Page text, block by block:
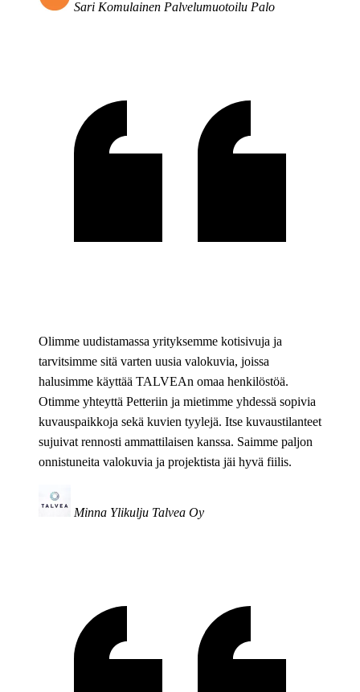
Sari Komulainen Palvelumuotoilu Palo
Olimme uudistamassa yrityksemme kotisivuja ja
tarvitsimme sitä varten uusia valokuvia, joissa
halusimme käyttää TALVEAn omaa henkilöstöä.
Otimme yhteyttä Petteriin ja mietimme yhdessä sopivia
kuvauspaikkoja sekä kuvien tyylejä. Itse kuvaustilanteet
sujuivat rennosti ammattilaisen kanssa. Saimme paljon
onnistuneita valokuvia ja projektista jäi hyvä fiilis.
Minna Ylikulju Talvea Oy